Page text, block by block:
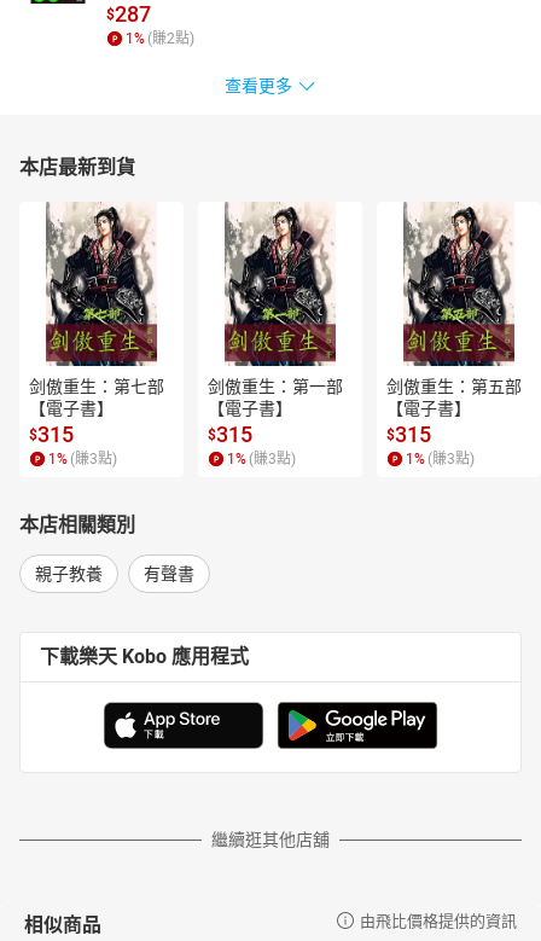
$287
1 % (賺2點)
查看更多
本店最新到貨
剑傲重生：第七部
【電子書】
$315
1 % (賺3點)
剑傲重生：第一部
【電子書】
$315
1 % (賺3點)
剑傲重生：第五部
【電子書】
$315
1 % (賺3點)
本店相關類別
親子教養 有聲書
下載樂天 Kobo 應用程式
繼續逛其他店舖
相似商品 由飛比價格提供的資訊